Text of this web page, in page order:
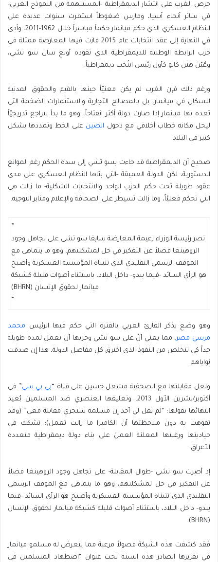
حرص الغرب على انتشار الديمقراطية -المستلهمة من النموذج الغربي-
في سائر أنحاء آسيا، ومارس ضغوطاً استمرت سنوات عديدة على
النظام العسكري الذي حكم ميانمار حكماً مباشراً خلال 1962-2011، وأدى
في النهاية إلى عقد انتخابات عام 2015 فازت فيها المعارضة ممثلة في
حزب الرابطة الوطنية للديمقراطية الذي تقوده أونغ سان سو تشي،
وعُيّن هتن كايو كأول رئيس انتُخب ديمقراطياً.
ورغم ذلك فإن الغرب لم يكن معنيّاً حينها بالقيم والحقوق المدنية
للسكان في ميانمار، بل بالمصالح التجاريةوالاستثمارات الضخمة التي
تعده بها ميانمار إذا صارت دولة أكثر انفتاحاً، وهو ما بدأ يتراجع تدريجيّاً
ليحل مكانه خطاب أخلاقي مع دخول الصين على الخط وتمددها بشكل
كبير في البلاد.
صحيح أن الديمقراطية قد جاءت بسو تشي إلى سدة الحكم رغم الموانع
الدستورية، لكن الدولة العميقة -التي بناها النظام العسكري على مدى
عقود طويلة تحت حكم الحزب الواحد والانتخابات الشكلية- ما زالت هي
التي تحكم فعليّاً، وما زالت تسيطر على الصحافة والإعلام ومنابر التوجيه.
”
تصر رئيسة الوزراء زعيمة المعارضة سابقا سو تشي على تجاهل وجود
الروهينغا فضلاً عن التفكير في حل لمشكلتهم، وهو ما يتماهى مع
الموقف الرسمي التقليدي الذي تتبناه المؤسسة العسكرية وأصبح
هو الرأي السائد -فيما يبدو- داخل البلاد، باستثناء أصوات قليلة كشبكة
ميانمار لحقوق الإنسان (BHRN)
“
وهو وضع يذكر القارئ العربي بالفترة التي حكم فيها الرئيس محمد
مرسي مصر، مما يعني أنّ على سو تشي وحزبها أن تعمل لمدة طويلة
جداً كي تتخلص من النفوذ الذي اخترق كل مفاصل الدولة، هذا إن صدقت
نواياهم.
ولعل مقابلتها مع الصحفية مشعل حسين على قناة “بي بي سي” في
أكتوبر/تشرين الأول 2013، وتعليقها العنصري ضد المسلمين بُعيد
انتهائها بقولها: “لم يقل لي أحد إن مسلمة ستجري مقابلة معي” (وقد
تفوهت به دون ملاحظتها أن الكاميرا ما زالت تعمل)؛ تشكك في
حياديتها ورغبتها المعلنة العملَ على بناء دولة ديمقراطية متعددة
الأعراق.
إذ أصرت سو تشي -طوال المقابلة- على تجاهل وجود الروهينغا فضلاً
عن التفكير في حل لمشكلتهم، وهو ما يتماهى مع الموقف الرسمي
التقليدي الذي تتبناه المؤسسة العسكرية وأصبح هو الرأي السائد -فيما
يبدو- داخل البلاد، باستثناء أصوات قليلة كشبكة ميانمار لحقوق الإنسان
(BHRN).
فقد كشفت هذه الشبكة فصولاً مرعبة مما يتعرض له مسلمو ميانمار
في تقريرها الصادر هذه السنة تحت عنوان “اضطهاد المسلمين في